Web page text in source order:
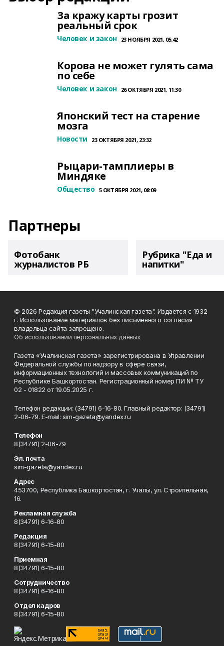
За кражу карты грозит
реальный срок
Человек и закон 23 НОЯБРЯ 2021, 05:42
Корова не может гулять сама
по себе
Человек и закон 26 ОКТЯБРЯ 2021, 11:30
Японский тест на старение
мозга
Новости 23 ОКТЯБРЯ 2021, 23:32
Рыцари-тамплиеры в
Миндяке
Общество 5 ОКТЯБРЯ 2021, 08:09
Партнеры
Фотобанк
журналистов РБ
Рубрика "Еда и
напитки"
© 2026 Редакция газеты "Учалинская газета". Издается с 1932
г. Использование материалов без письменного согласия
владельца сайта запрещено.
Об использовании персональных данных
Газета «Учалинская газета» зарегистрирована в Управлении
Федеральной службы по надзору в сфере связи,
информационных технологий и массовых коммуникаций по
Республике Башкортостан. Регистрационный номер ПИ № ТУ
02 - 01822 от 19.05.2025 г.
Телефон редакции: (34791) 6-16-80. Главный редактор: (34791)
2-06-79. Е-mаil: sim-gazeta@yandex.ru
Телефон
8(34791) 2-06-79
Эл. почта
sim-gazeta@yandex.ru
Адрес
453700, Республика Башкортостан, г. Учалы, ул. Строительная,
16.
Рекламная служба
8(34791) 6-16-80
Редакция
8(34791) 6-15-80
Приемная
8(34791) 6-15-80
Сотрудничество
8(34791) 6-16-80
Отдел кадров
8(34791) 6-15-80